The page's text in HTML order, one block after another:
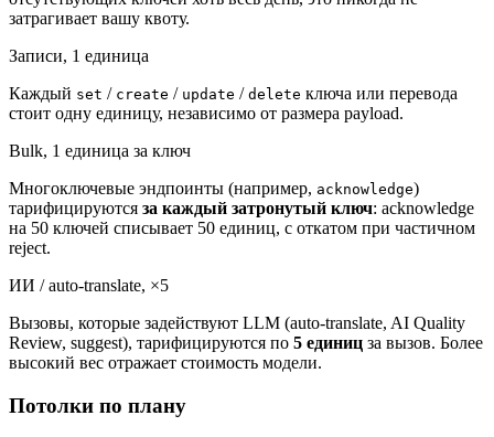
затрагивает вашу квоту.
Записи, 1 единица
Каждый set / create / update / delete ключа или перевода
стоит одну единицу, независимо от размера payload.
Bulk, 1 единица за ключ
Многоключевые эндпоинты (например, acknowledge)
тарифицируются за каждый затронутый ключ: acknowledge
на 50 ключей списывает 50 единиц, с откатом при частичном
reject.
ИИ / auto-translate, ×5
Вызовы, которые задействуют LLM (auto-translate, AI Quality
Review, suggest), тарифицируются по 5 единиц за вызов. Более
высокий вес отражает стоимость модели.
Потолки по плану